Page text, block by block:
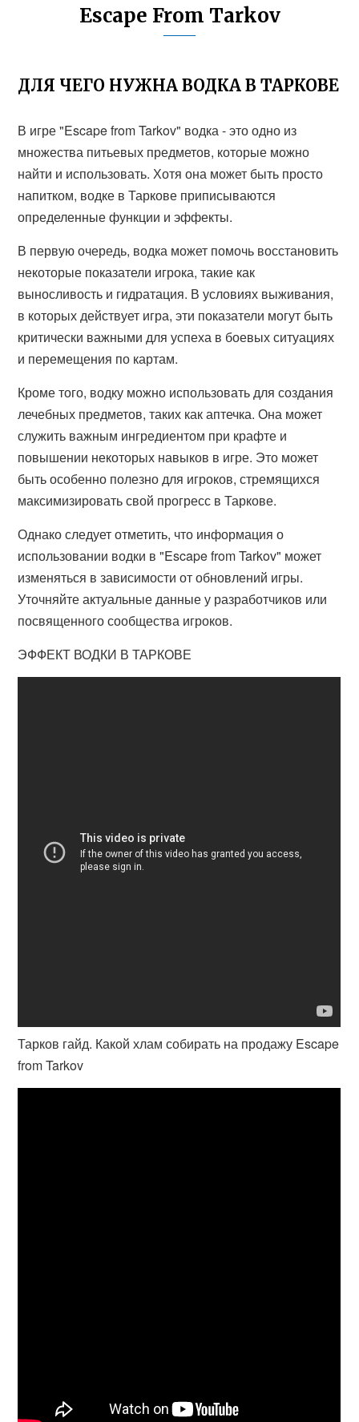
Escape From Tarkov
ДЛЯ ЧЕГО НУЖНА ВОДКА В ТАРКОВЕ
В игре "Escape from Tarkov" водка - это одно из
множества питьевых предметов, которые можно
найти и использовать. Хотя она может быть просто
напитком, водке в Таркове приписываются
определенные функции и эффекты.
В первую очередь, водка может помочь восстановить
некоторые показатели игрока, такие как
выносливость и гидратация. В условиях выживания,
в которых действует игра, эти показатели могут быть
критически важными для успеха в боевых ситуациях
и перемещения по картам.
Кроме того, водку можно использовать для создания
лечебных предметов, таких как аптечка. Она может
служить важным ингредиентом при крафте и
повышении некоторых навыков в игре. Это может
быть особенно полезно для игроков, стремящихся
максимизировать свой прогресс в Таркове.
Однако следует отметить, что информация о
использовании водки в "Escape from Tarkov" может
изменяться в зависимости от обновлений игры.
Уточняйте актуальные данные у разработчиков или
посвященного сообщества игроков.
ЭФФЕКТ ВОДКИ В ТАРКОВЕ
Тарков гайд. Какой хлам собирать на продажу Escape
from Tarkov